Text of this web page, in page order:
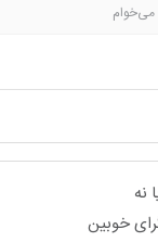
می‌خوام
نه
خوبین